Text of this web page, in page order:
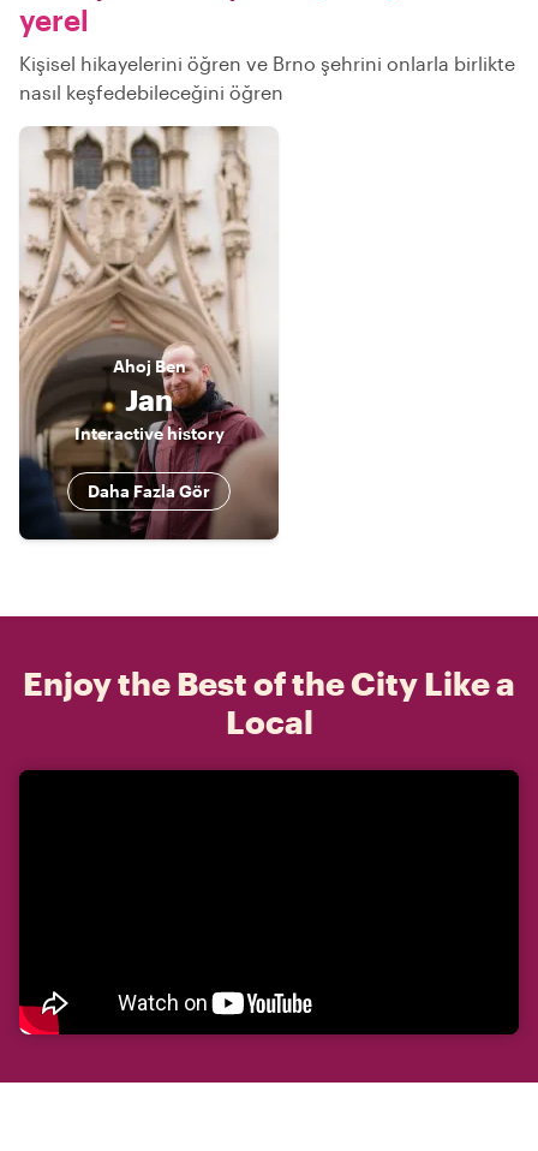
yerel
Kişisel hikayelerini öğren ve Brno şehrini onlarla birlikte
nasıl keşfedebileceğini öğren
AhojBen
Jan
Interactive history
Daha Fazla Gör
Enjoy the Best of the City Like a
Local